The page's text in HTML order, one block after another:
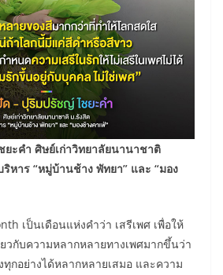
ะคำ ศิษย์เก่าวิทยาลัยนานาชาติ
ริหาร “หมู่บ้านช้าง พัทยา” และ “มอง
เป็นเดือนแห่งคำว่า เสรีเพศ เพื่อให้
วกับความหลากหลายทางเพศมากขึ้นว่า
กอย่างได้หลากหลายเสมอ และความ